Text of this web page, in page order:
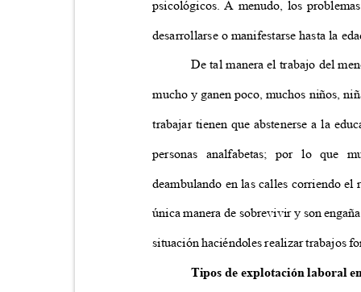
psicológicos. A menudo, los
desarrollarse o manifestarse hasta la
De tal manera el trabajo del
mucho y ganen poco, muchos niños,
trabajar tienen que abstenerse a la
personas analfabetas; por lo que
deambulando en las calles corriendo
única manera de sobrevivir y son
situación haciéndoles realizar trabajos
Tipos de explotación laboral